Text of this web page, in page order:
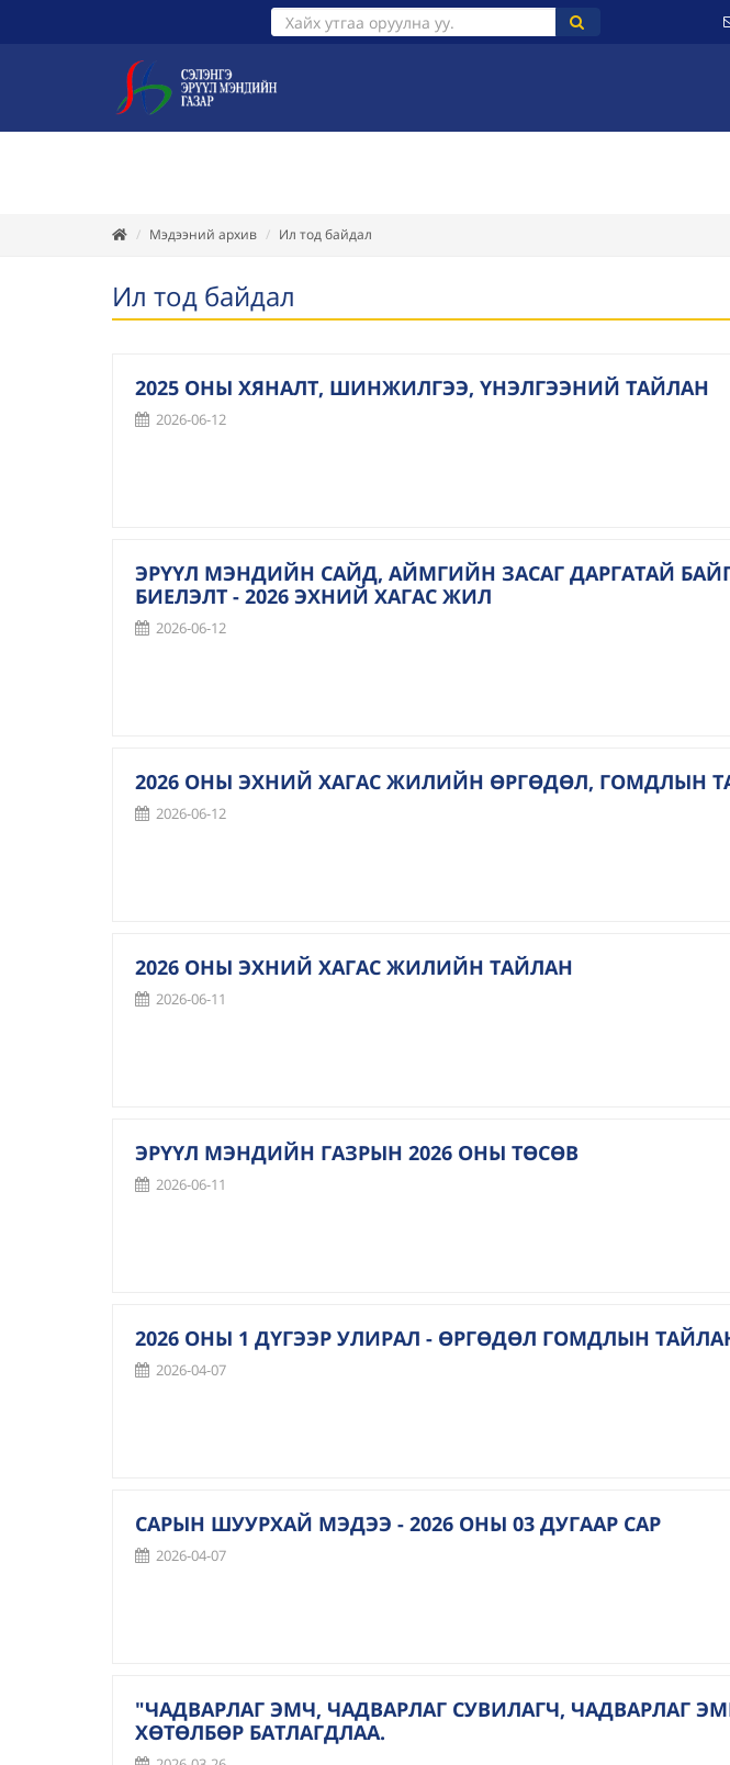
Мэдээний архив Ил тод байдал
Ил тод байдал
2025 ОНЫ ХЯНАЛТ, ШИНЖИЛГЭЭ, ҮНЭЛГЭЭНИЙ ТАЙЛАН
2026-06-12
ЭРҮҮЛ МЭНДИЙН САЙД, АЙМГИЙН ЗАСАГ ДАРГАТАЙ
БИЕЛЭЛТ - 2026 ЭХНИЙ ХАГАС ЖИЛ
2026-06-12
2026 ОНЫ ЭХНИЙ ХАГАС ЖИЛИЙН ӨРГӨДӨЛ, ГОМДЛЫН
2026-06-12
2026 ОНЫ ЭХНИЙ ХАГАС ЖИЛИЙН ТАЙЛАН
2026-06-11
ЭРҮҮЛ МЭНДИЙН ГАЗРЫН 2026 ОНЫ ТӨСӨВ
2026-06-11
2026 ОНЫ 1 ДҮГЭЭР УЛИРАЛ - ӨРГӨДӨЛ ГОМДЛЫН
2026-04-07
САРЫН ШУУРХАЙ МЭДЭЭ - 2026 ОНЫ 03 ДУГААР САР
2026-04-07
"ЧАДВАРЛАГ ЭМЧ, ЧАДВАРЛАГ СУВИЛАГЧ, ЧАДВАРЛАГ
ХӨТӨЛБӨР БАТЛАГДЛАА.